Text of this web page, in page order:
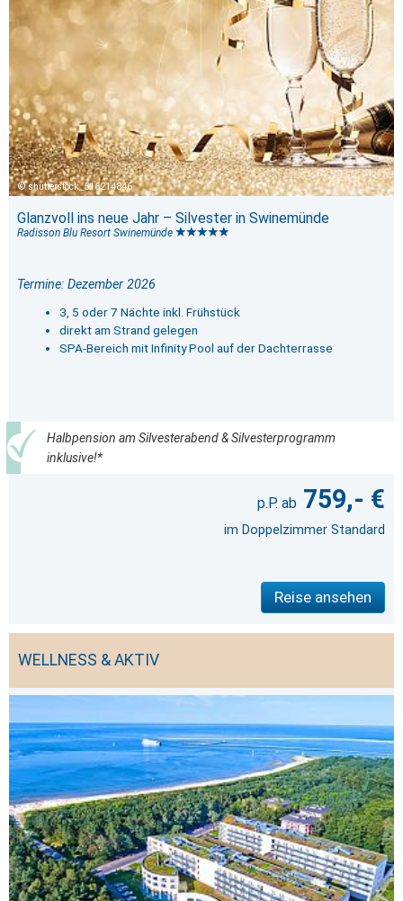
shutterstock_516214846
Glanzvoll ins neue Jahr – Silvester in Swinemünde
Radisson Blu Resort Swinemünde
Termine: Dezember 2026
3, 5 oder 7 Nächte inkl. Frühstück
direkt am Strand gelegen
SPA-Bereich mit Infinity Pool auf der Dachterrasse
Halbpension am Silvesterabend & Silvesterprogramm
inklusive!*
759,- €
im Doppelzimmer Standard
Reise ansehen
WELLNESS & AKTIV